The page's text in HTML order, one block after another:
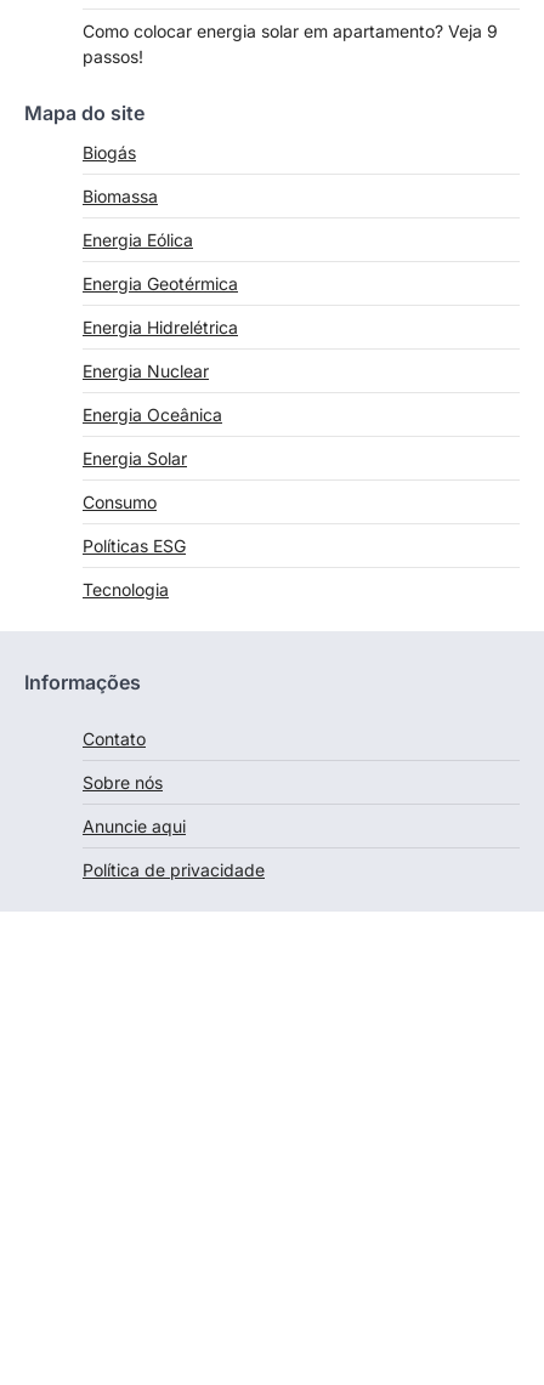
Como colocar energia solar em apartamento? Veja 9
passos!
Mapa do site
Biogás
Biomassa
Energia Eólica
Energia Geotérmica
Energia Hidrelétrica
Energia Nuclear
Energia Oceânica
Energia Solar
Consumo
Políticas ESG
Tecnologia
Informações
Contato
Sobre nós
Anuncie aqui
Política de privacidade